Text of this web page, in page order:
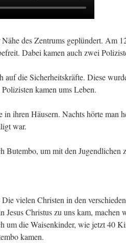
des Zentrums ge­plündert. Am
Dabei kamen auch zwei
auf die Sicherheitskräfte. Diese
kamen ums Leben.
in ih­ren Häusern. Nachts hörte man
war.
um mit den Jugendlichen
vielen Christen in den
Christus zu uns kam, machen
um die Waisenkinder, wie jetzt 40
kamen.